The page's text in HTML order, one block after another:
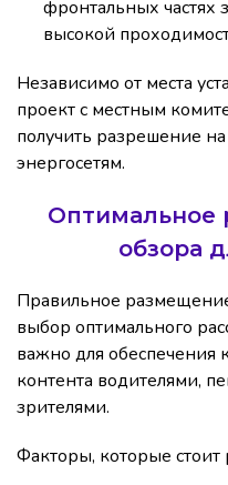
фронтальных частях
высокой
Независимо от места
проект с местным
получить разрешение
энергосетям.
Оптимальное
обзора
Правильное
выбор оптимального
важно для обеспечения
контента водителями,
зрителями.
Факторы, которые стоит